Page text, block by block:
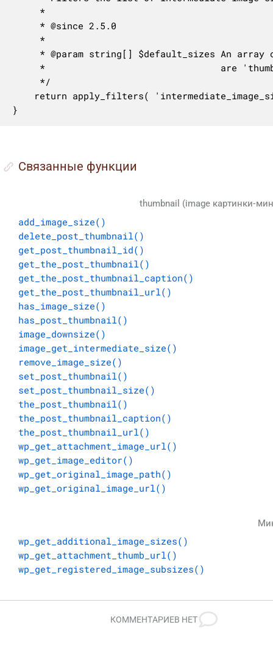
}
Cвязанные функции
thumbnail (image картинки-
add_image_size()
delete_post_thumbnail()
get_post_thumbnail_id()
get_the_post_thumbnail()
get_the_post_thumbnail_caption()
get_the_post_thumbnail_url()
has_image_size()
has_post_thumbnail()
image_downsize()
image_get_intermediate_size()
remove_image_size()
set_post_thumbnail()
set_post_thumbnail_size()
the_post_thumbnail()
the_post_thumbnail_caption()
the_post_thumbnail_url()
wp_get_attachment_image_url()
wp_get_image_editor()
wp_get_original_image_path()
wp_get_original_image_url()
wp_get_additional_image_sizes()
wp_get_attachment_thumb_url()
wp_get_registered_image_subsizes()
КОММЕНТАРИЕВ НЕТ